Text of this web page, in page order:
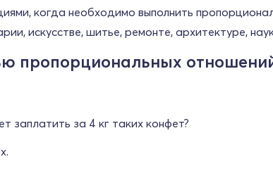
когда необходимо выполнить
искусстве, шитье, ремонте, архитектуре,
пропорциональных
заплатить за 4 кг таких конфет?